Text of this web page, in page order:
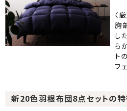
〈
胸
し
ら
ト
フ
新20色羽根布団8点セットの